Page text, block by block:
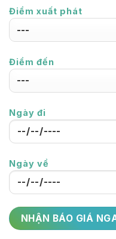
Điểm xuất phát
Điểm đến
Ngày đi
Ngày về